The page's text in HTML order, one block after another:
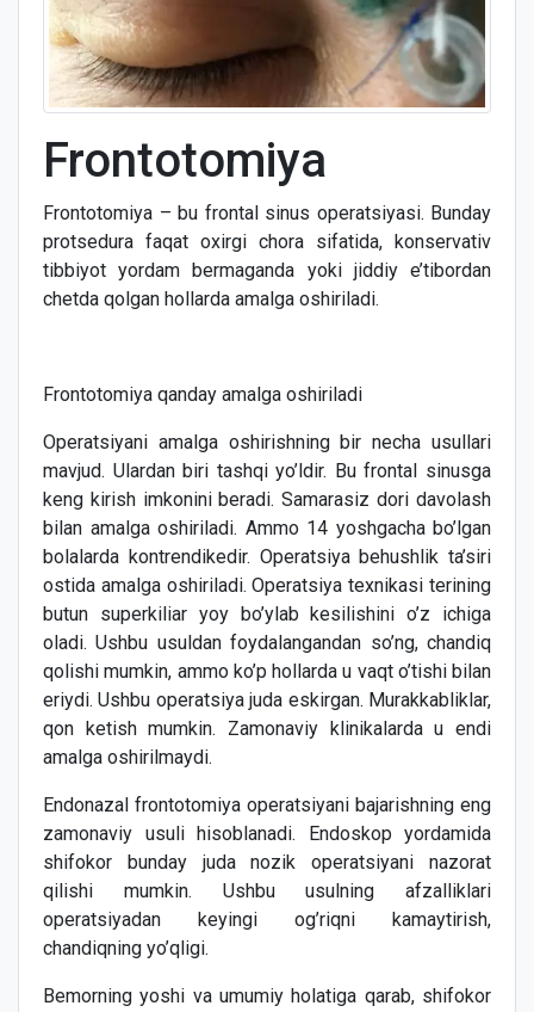
Frontotomiya
Frontotomiya – bu frontal sinus operatsiyasi. Bunday
protsedura faqat oxirgi chora sifatida, konservativ
tibbiyot yordam bermaganda yoki jiddiy e’tibordan
chetda qolgan hollarda amalga oshiriladi.
Frontotomiya qanday amalga oshiriladi
Operatsiyani amalga oshirishning bir necha usullari
mavjud. Ulardan biri tashqi yo’ldir. Bu frontal sinusga
keng kirish imkonini beradi. Samarasiz dori davolash
bilan amalga oshiriladi. Ammo 14 yoshgacha bo’lgan
bolalarda kontrendikedir. Operatsiya behushlik ta’siri
ostida amalga oshiriladi. Operatsiya texnikasi terining
butun superkiliar yoy bo’ylab kesilishini o’z ichiga
oladi. Ushbu usuldan foydalangandan so’ng, chandiq
qolishi mumkin, ammo ko’p hollarda u vaqt o’tishi bilan
eriydi. Ushbu operatsiya juda eskirgan. Murakkabliklar,
qon ketish mumkin. Zamonaviy klinikalarda u endi
amalga oshirilmaydi.
Endonazal frontotomiya operatsiyani bajarishning eng
zamonaviy usuli hisoblanadi. Endoskop yordamida
shifokor bunday juda nozik operatsiyani nazorat
qilishi mumkin. Ushbu usulning afzalliklari
operatsiyadan keyingi og’riqni kamaytirish,
chandiqning yo’qligi.
Bemorning yoshi va umumiy holatiga qarab, shifokor